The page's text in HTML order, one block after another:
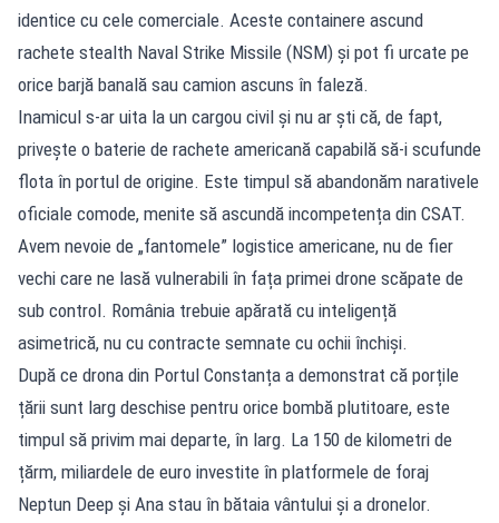
identice cu cele comerciale. Aceste containere ascund
rachete stealth Naval Strike Missile (NSM) și pot fi urcate pe
orice barjă banală sau camion ascuns în faleză.
Inamicul s-ar uita la un cargou civil și nu ar ști că, de fapt,
privește o baterie de rachete americană capabilă să-i scufunde
flota în portul de origine. Este timpul să abandonăm narativele
oficiale comode, menite să ascundă incompetența din CSAT.
Avem nevoie de „fantomele” logistice americane, nu de fier
vechi care ne lasă vulnerabili în fața primei drone scăpate de
sub control. România trebuie apărată cu inteligență
asimetrică, nu cu contracte semnate cu ochii închiși.
După ce drona din Portul Constanța a demonstrat că porțile
țării sunt larg deschise pentru orice bombă plutitoare, este
timpul să privim mai departe, în larg. La 150 de kilometri de
țărm, miliardele de euro investite în platformele de foraj
Neptun Deep și Ana stau în bătaia vântului și a dronelor.